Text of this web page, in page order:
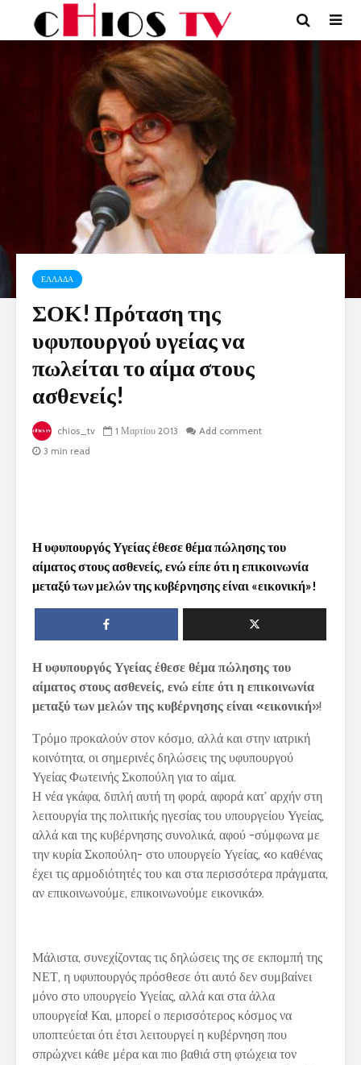
ΕΛΛΑΔΑ
ΣΟΚ! Πρόταση της
υφυπουργού υγείας να
πωλείται το αίμα στους
ασθενείς!
chios_tv 1 Μαρτίου 2013
Add comment
3 min read
Η υφυπουργός Υγείας έθεσε θέμα πώλησης του
αίματοςστους ασθενείς, ενώ είπε ότι η επικοινωνία
μεταξύ των μελών της κυβέρνησης είναι «εικονική»!
Η υφυπουργός Υγείας έθεσε θέμα πώλησης του
αίματος στους ασθενείς, ενώ είπε ότι η επικοινωνία
μεταξύ των μελών της κυβέρνησης είναι «εικονική»!
Τρόμο προκαλούν στον κόσμο, αλλά και στην ιατρική
κοινότητα, οι σημερινές δηλώσεις της υφυπουργού
Υγείας Φωτεινής Σκοπούλη για το αίμα.
Η νέα γκάφα, διπλή αυτή τη φορά, αφορά κατ’ αρχήν στη
λειτουργία της πολιτικής ηγεσίας του υπουργείου Υγείας,
αλλά και της κυβέρνησης συνολικά, αφού -σύμφωνα με
την κυρία Σκοπούλη- στο υπουργείο Υγείας, «ο καθένας
έχει τις αρμοδιότητές του και στα περισσότερα πράγματα,
αν επικοινωνούμε, επικοινωνούμε εικονικά».
Μάλιστα, συνεχίζοντας τις δηλώσεις της σε εκπομπή της
ΝΕΤ, η υφυπουργός πρόσθεσε ότι αυτό δεν συμβαίνει
μόνο στο υπουργείο Υγείας, αλλά και στα άλλα
υπουργεία! Και, μπορεί ο περισσότερος κόσμος να
υποπτεύεται ότι έτσι λειτουργεί η κυβέρνηση που
σπρώχνει κάθε μέρα και πιο βαθιά στη φτώχεια τον